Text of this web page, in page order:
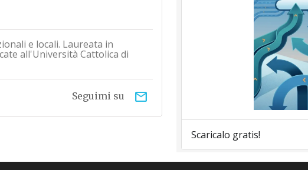
e locali. Laureata in
all'Università Cattolica di
email
Seguimi su
Scaricalo gratis!